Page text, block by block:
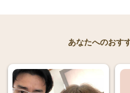
あなたへのおす